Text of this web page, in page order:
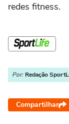
redes fitness.
Por: Redação
Compartilhar